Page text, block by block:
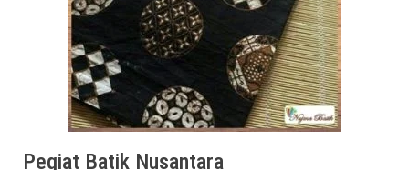
Pegiat Batik Nusantara